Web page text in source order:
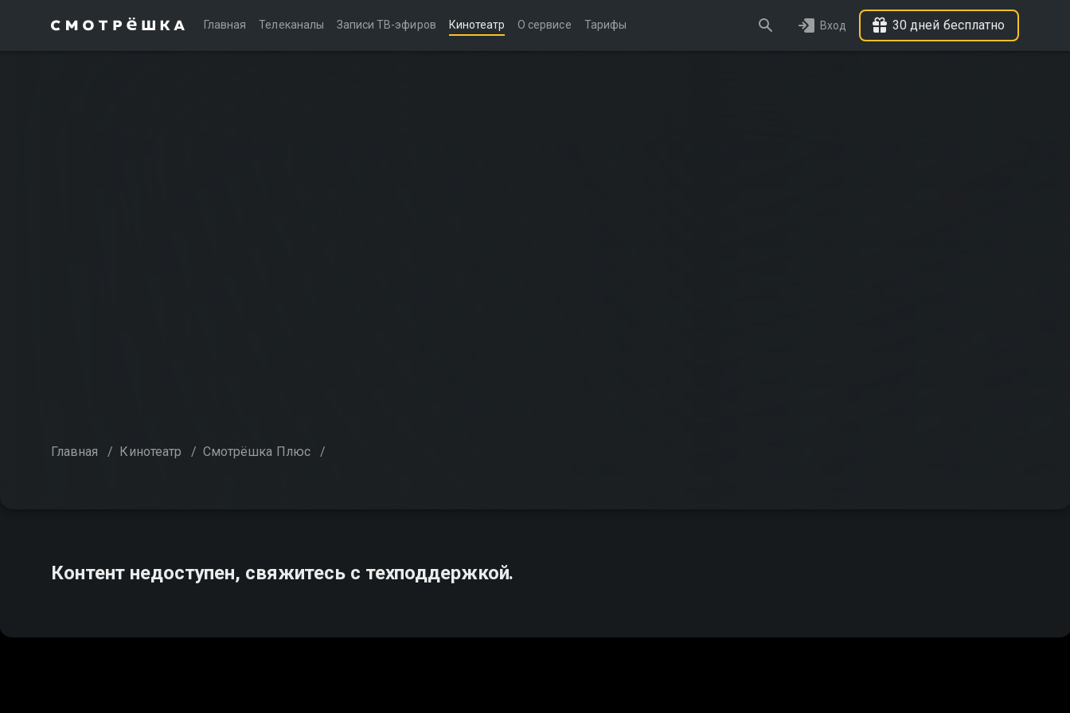
Главная Телеканалы Записи ТВ-эфиров Кинотеатр О сервисе Тарифы Вход 30 дней бесплатно
Главная / Кинотеатр / Смотрёшка Плюс /
Контент недоступен, свяжитесь с техподдержкой.